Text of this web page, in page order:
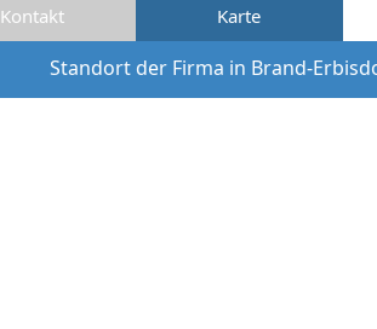
Kontakt Karte
Standort der Firma in Brand-